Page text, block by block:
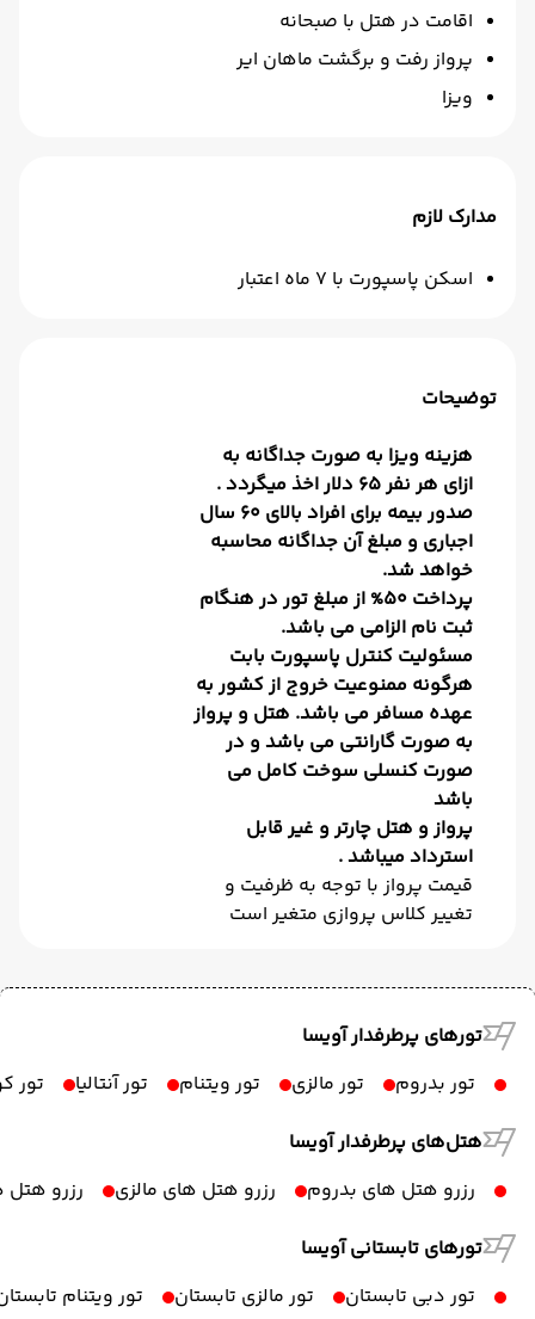
اقامت در هتل با صبحانه
پرواز رفت و برگشت ماهان ایر
ویزا
مدارک لازم
اسکن پاسپورت با 7 ماه اعتبار
توضیحات
هزینه ویزا به صورت جداگانه به
ازای هر نفر 65 دلار اخذ میگردد .
صدور بیمه برای افراد بالای 60 سال
اجباری و مبلغ آن جداگانه محاسبه
خواهد شد.
پرداخت 50% از مبلغ تور در هنگام
ثبت نام الزامی می باشد.
مسئولیت کنترل پاسپورت بابت
هرگونه ممنوعیت خروج از کشور به
عهده مسافر می باشد. هتل و پرواز
به صورت گارانتی می باشد و در
صورت کنسلی سوخت کامل می
باشد
پرواز و هتل چارتر و غیر قابل
استرداد میباشد .
قیمت پرواز با توجه به ظرفیت و
تغییر کلاس پروازی متغیر است
تورهای پرطرفدار آویسا
تور بدروم
تور مالزی تور ویتنام تور آنتالیا
تور
هتل‌های پرطرفدار آویسا
رزرو هتل های بدروم
رزرو هتل های مالزی
رزرو هتل
تورهای تابستانی آویسا
تور دبی تابستان
تور مالزی تابستان تور ویتنام